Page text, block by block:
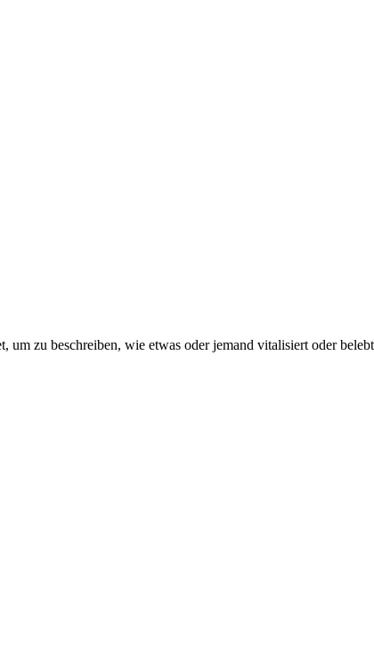
um zu beschreiben, wie etwas oder jemand vitalisiert oder